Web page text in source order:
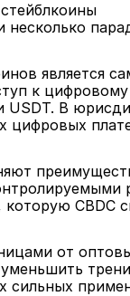
несколько
является
к
USDT. В
цифровых
CBDC
от
сильных